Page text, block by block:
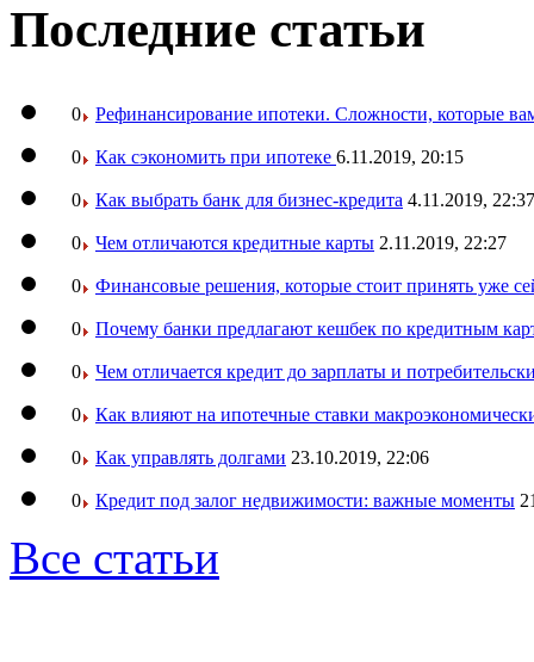
Последние статьи
0 Рефинансирование ипотеки. Сложности, которые
0 Как сэкономить при ипотеке 6.11.2019, 20:15
0 Как выбрать банк для бизнес-кредита 4.11.2019, 22:37
0 Чем отличаются кредитные карты 2.11.2019, 22:27
0 Финансовые решения, которые стоит принять уже
0 Почему банки предлагают кешбек по кредитным
0 Чем отличается кредит до зарплаты и
0 Как влияют на ипотечные ставки
0 Как управлять долгами 23.10.2019, 22:06
0 Кредит под залог недвижимости: важные моменты
Все статьи